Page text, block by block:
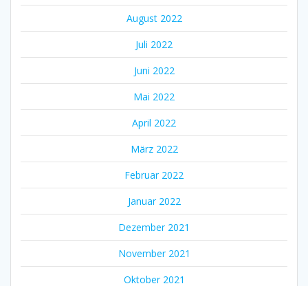
August 2022
Juli 2022
Juni 2022
Mai 2022
April 2022
März 2022
Februar 2022
Januar 2022
Dezember 2021
November 2021
Oktober 2021